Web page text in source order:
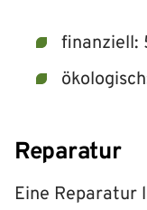
finanziell:
Reparatur
Eine Reparatur